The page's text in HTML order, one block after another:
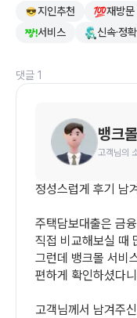
지인추천 재방문
서비스
신속·정확
댓글 1
뱅크
고객님의
정성스럽게 후기 남
주택담보대출은 금
직접 비교해보실 때
그런데 뱅크몰 서비
편하게 확인하셨다
고객님께서 남겨주